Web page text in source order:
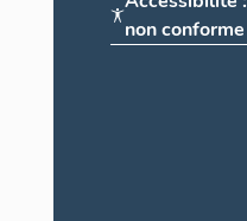
non conforme